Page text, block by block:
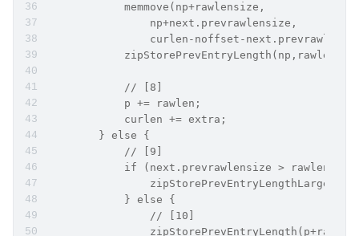
            memmove(np+rawlensize,
                np+next.prevrawlensize,
curlen-noffset-
            zipStorePrevEntryLength(np,rawlen);
            // [8]
            p += rawlen;
            curlen += extra;
        } else {
            // [9]
if (next.prevrawlensize >
            } else {
                // [10]